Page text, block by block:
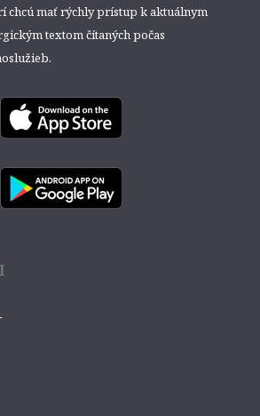
chcú mať rýchly prístup k aktuálnym
textom čítaných počas